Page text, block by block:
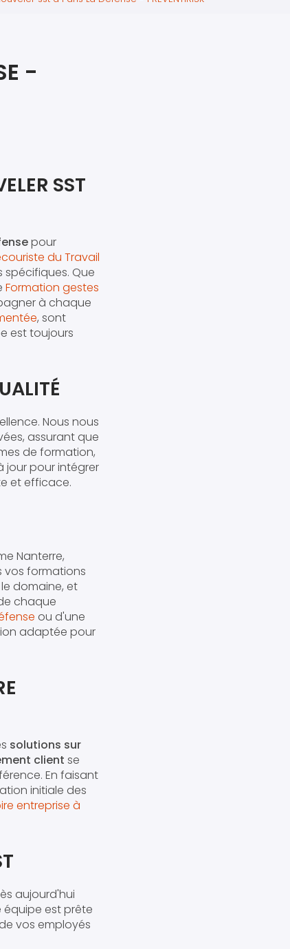
-
SST
pour
du Travail
Que
Formation gestes
à chaque
, sont
est toujours
Nous nous
assurant que
de formation,
jour pour intégrer
et efficace.
Nanterre,
formations
domaine, et
chaque
ou d'une
adaptée pour
solutions sur
client se
En faisant
initiale des
entreprise à
aujourd'hui
équipe est prête
vos employés